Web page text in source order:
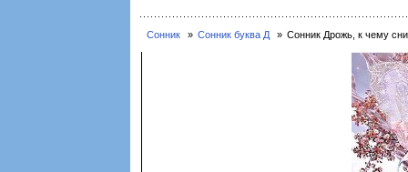
Сонник Сонник буква Д Сонник Дрожь, к чему